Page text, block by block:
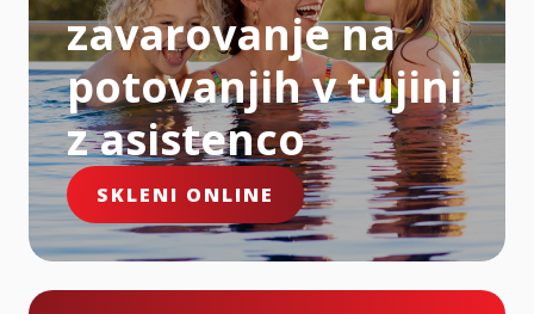
zavarovanje na
potovanjih v tujini
z asistenco
SKLENI ONLINE